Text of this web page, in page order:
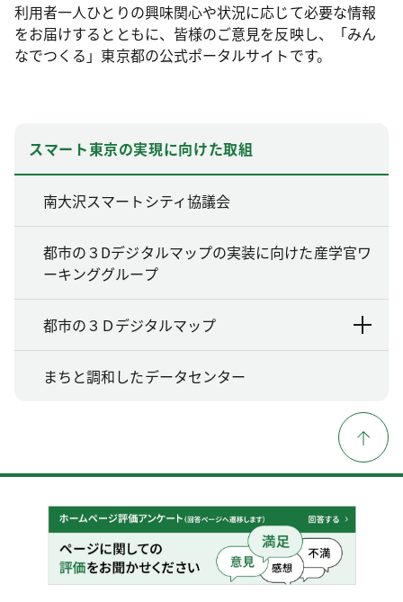
利用者一人ひとりの興味関心や状況に応じて必要な情報
をお届けするとともに、皆様のご意見を反映し、「みん
なでつくる」東京都の公式ポータルサイトです。
スマート東京の実現に向けた取組
南大沢スマートシティ協議会
都市の３Dデジタルマップの実装に向けた産学官ワ
ーキンググループ
都市の３Ｄデジタルマップ
まちと調和したデータセンター